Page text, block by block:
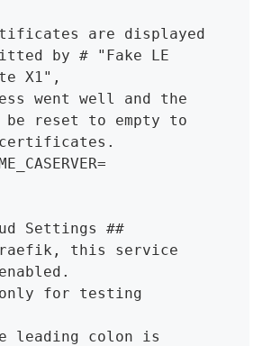
are displayed
by # "Fake LE
X1",
went well and the
be reset to empty to
Settings ##
this service
for testing
leading colon is